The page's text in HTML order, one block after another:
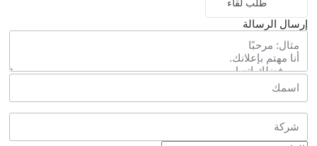
طلب لقاء
إرسال الرسالة